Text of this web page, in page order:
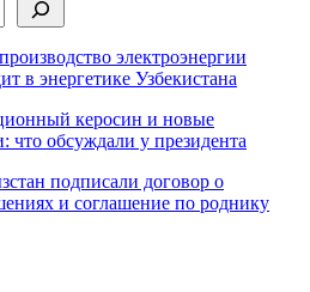
электроэнергии
в энергетике Узбекистана
керосин и новые
что обсуждали у президента
подписали договор о
и соглашение по роднику